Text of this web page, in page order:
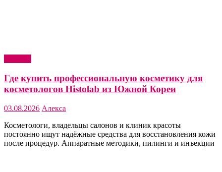
Где купить профессиональную косметику для
косметологов Histolab из Южной Кореи
03.08.2026 Алекса
Косметологи, владельцы салонов и клиник красоты
постоянно ищут надёжные средства для восстановления кожи
после процедур. Аппаратные методики, пилинги и инъекции